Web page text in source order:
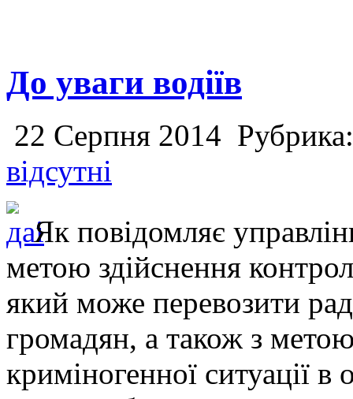
До уваги водіїв
22 Серпня 2014
відсутні
Як повідомляє
метою здійснення
який може перевозити
громадян, а також з
криміногенної ситуації в